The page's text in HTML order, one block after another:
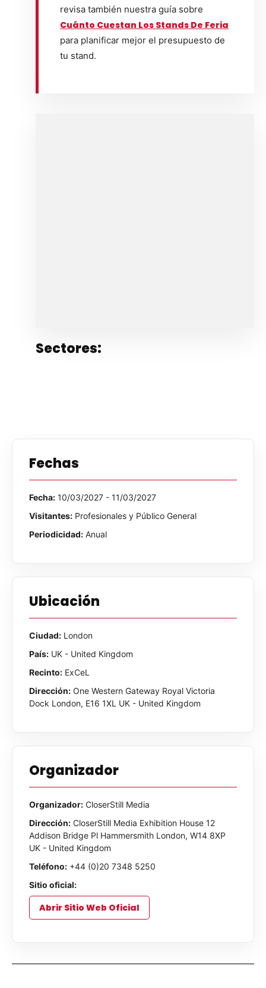
revisa también nuestra guía sobre
Cuánto Cuestan Los Stands De Feria
para planificar mejor el presupuesto de
tu stand.
Sectores:
Fechas
Fecha: 10/03/2027 - 11/03/2027
Visitantes: Profesionales y Público General
Periodicidad: Anual
Ubicación
Ciudad: London
País: UK - United Kingdom
Recinto: ExCeL
Dirección: One Western Gateway Royal Victoria
Dock London, E16 1XL UK - United Kingdom
Organizador
Organizador: CloserStill Media
Dirección: CloserStill Media Exhibition House 12
Addison Bridge Pl Hammersmith London, W14 8XP
UK - United Kingdom
Teléfono: +44 (0)20 7348 5250
Sitio oficial:
Abrir Sitio Web Oficial